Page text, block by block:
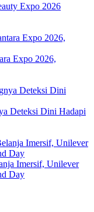
Expo 2026
Expo 2026,
Deteksi Dini Hadapi
Imersif, Unilever
Day